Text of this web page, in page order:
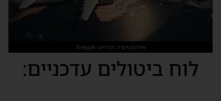
אילוסטרציה. קרדיט: freepik
לוח ביטולים עדכניים: